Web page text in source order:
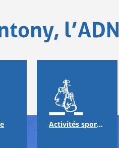
l’ADN
Activités sportives